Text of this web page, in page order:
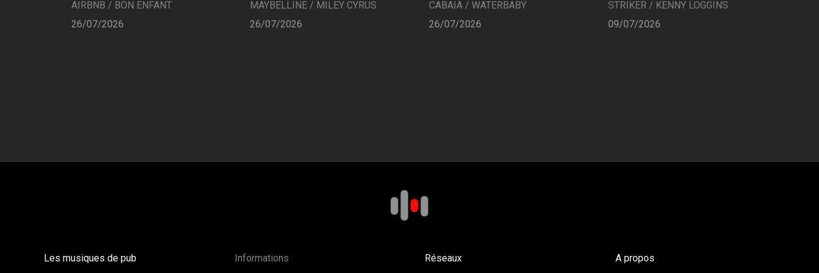
AIRBNB / BON ENFANT
26/07/2026
MAYBELLINE / MILEY CYRUS
26/07/2026
CABAIA / WATERBABY
26/07/2026
STRIKER / KENNY LOGGINS
09/07/2026
Les musiques de pub Informations Réseaux A propos